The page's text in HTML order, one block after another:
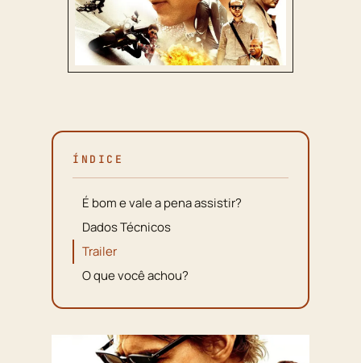
ÍNDICE
É bom e vale a pena assistir?
Dados Técnicos
Trailer
O que você achou?